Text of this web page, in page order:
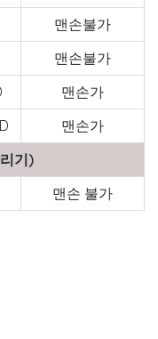
맨손불가
맨손불가
맨손가
맨손가
기)
맨손 불가